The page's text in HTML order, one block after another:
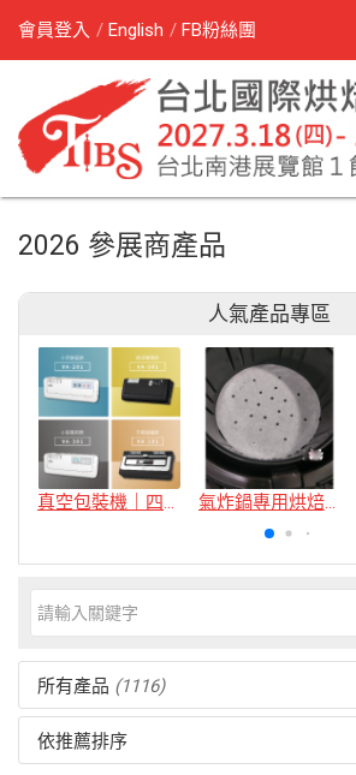
會員登入 English FB粉絲團
2026 參展商產品
人氣產品專區
真空包裝機｜四款 氣炸鍋專用烘焙紙
所有產品 (1116)
依推薦排序